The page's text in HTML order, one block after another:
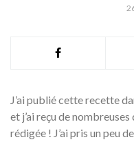
J’ai publié cette recette
et j’ai reçu de
rédigée ! J’ai pris un peu